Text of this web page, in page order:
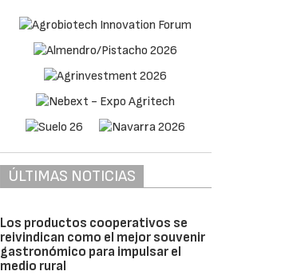
ÚLTIMAS NOTICIAS
Los productos cooperativos se
reivindican como el mejor souvenir
gastronómico para impulsar el
medio rural